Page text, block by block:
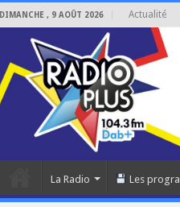
DIMANCHE , 9 AOÛT 2026 Actualité
La Radio Les